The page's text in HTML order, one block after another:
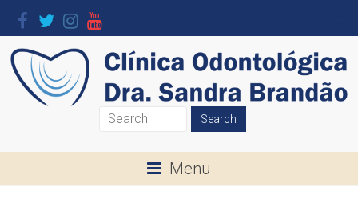
Skip
content
Odontológica
Dra.
Menu